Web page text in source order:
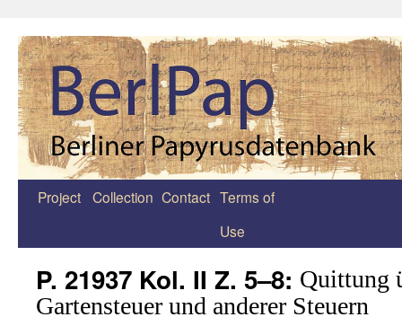
Zum
Project Collection Contact Terms of
Use
P. 21937 Kol. II Z. 5–8: Quittung
Gartensteuer und anderer Steuern